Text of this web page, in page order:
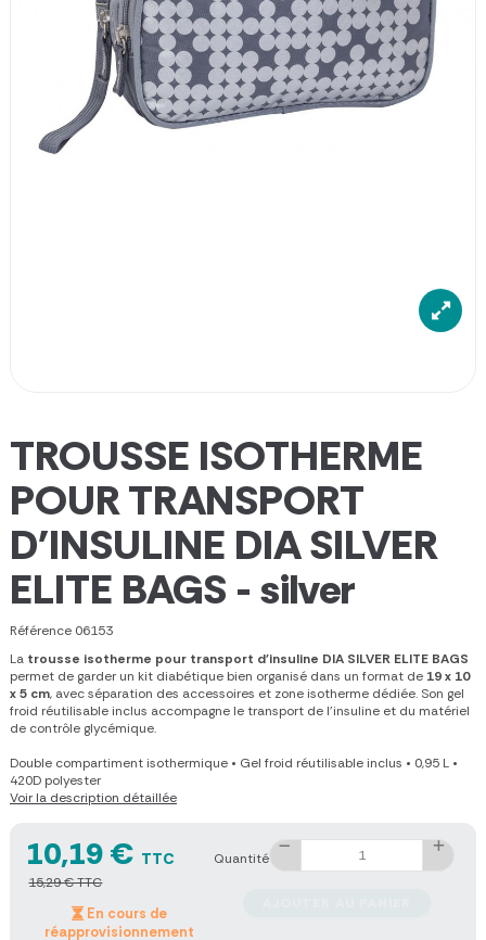
TROUSSE ISOTHERME
POUR TRANSPORT
D'INSULINE DIA SILVER
ELITE BAGS - silver
Référence 06153
La trousse isotherme pour transport d'insuline DIA SILVER ELITE BAGS
permet de garder un kit diabétique bien organisé dans un format de 19 x 10
x 5 cm, avec séparation des accessoires et zone isotherme dédiée. Son gel
froid réutilisable inclus accompagne le transport de l'insuline et du matériel
de contrôle glycémique.
Double compartiment isothermique • Gel froid réutilisable inclus • 0,95 L •
420D polyester
Voir la description détaillée
10,19 € TTC
15,29 € TTC
En cours de
réapprovisionnement
Quantité